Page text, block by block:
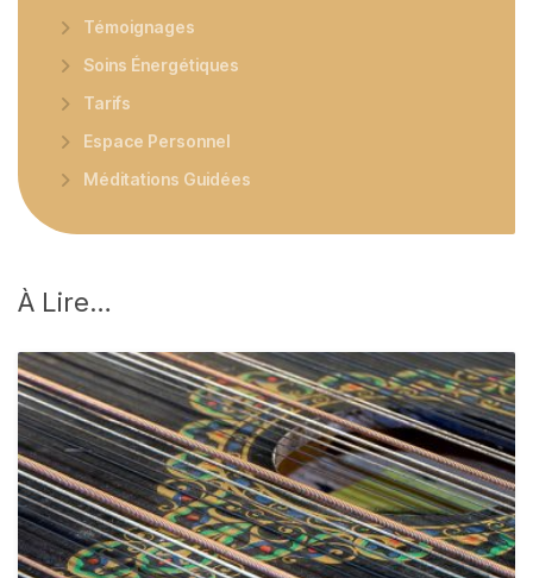
Témoignages
Soins Énergétiques
Tarifs
Espace Personnel
Méditations Guidées
À Lire…